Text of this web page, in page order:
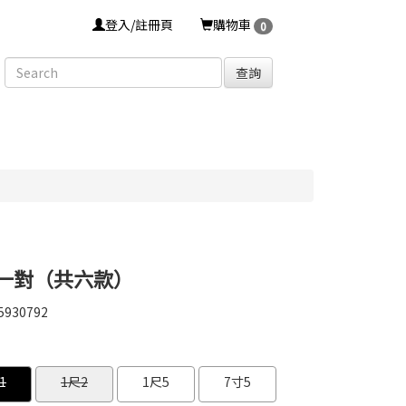
登入/註冊頁 購物車 0
查詢
（共六款）
GOODS000000000000000000589
1尺2 1尺5 7寸5